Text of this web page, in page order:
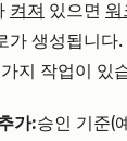
켜져 있으면 워
가 생성됩니다
지 작업이 있
가:승인 기준(